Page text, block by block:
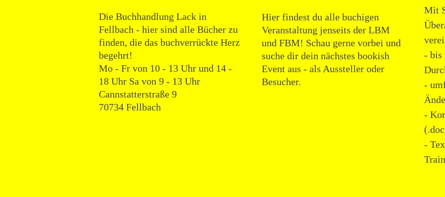
Die Buchhandlung Lack in
Fellbach - hier sind alle Bücher zu
finden, die das buchverrückte Herz
begehrt!
Mo - Fr von 10 - 13 Uhr und 14 -
18 Uhr Sa von 9 - 13 Uhr
Cannstatterstraße 9
70734 Fellbach
Hier findest du alle buchigen
Veranstaltung jenseits der LBM
und FBM! Schau gerne vorbei und
suche dir dein nächstes bookish
Event aus - als Aussteller oder
Besucher.
Mit
- bis
-
-
-